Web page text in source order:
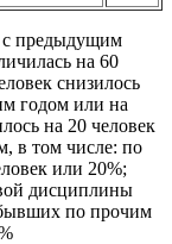
с предыдущим
на 60
снизилось
годом или на
на 20 человек
в том числе: по
или 20%;
дисциплины
по прочим